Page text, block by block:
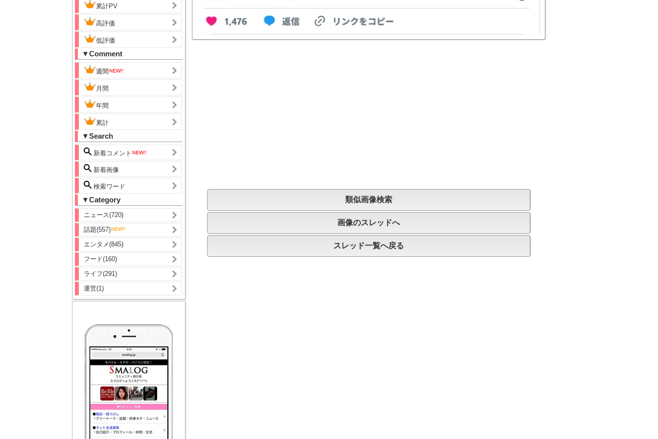
累計PV
高評価
低評価
▼Comment
週間
月間
年間
累計
▼Search
新着コメント
新着画像
検索ワード
▼Category
ニュース(720)
話題(557)
エンタメ(845)
フード(160)
ライフ(291)
運営(1)
類似画像検索
画像のスレッドへ
スレッド一覧へ戻る